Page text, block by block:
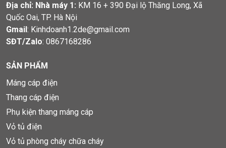
Địa chỉ: Nhà máy 1: KM 16 + 390 Đại lộ Thăng Long, Xã
Quốc Oai, TP. Hà Nội
Gmail : Kinhdoanh1.2de@gmail.com
SĐT/Zalo: 0867168286
SẢN PHẨM
Máng cáp điện
Thang cáp điện
Phụ kiện thang máng cáp
Vỏ tủ điện
Vỏ tủ phòng cháy chữa cháy